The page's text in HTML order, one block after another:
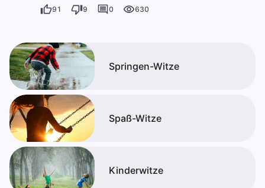
91 9 0 630
Springen-Witze
Spaß-Witze
Kinderwitze